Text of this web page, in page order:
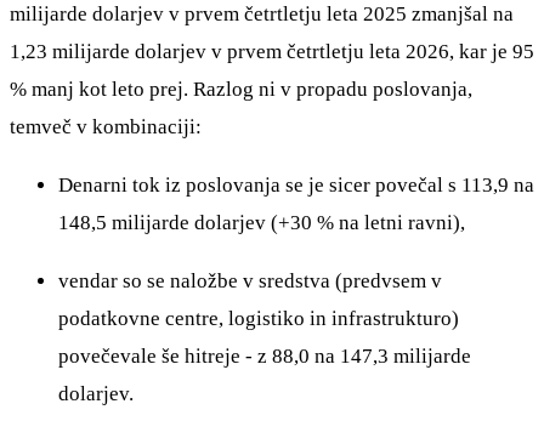
milijarde dolarjev v prvem četrtletju leta 2025 zmanjšal na
1,23 milijarde dolarjev v prvem četrtletju leta 2026, kar je 95
% manj kot leto prej. Razlog ni v propadu poslovanja,
temveč v kombinaciji:
Denarni tok iz poslovanja se je sicer povečal s 113,9 na
148,5 milijarde dolarjev (+30 % na letni ravni),
vendar so se naložbe v sredstva (predvsem v
podatkovne centre, logistiko in infrastrukturo)
povečevale še hitreje - z 88,0 na 147,3 milijarde
dolarjev.